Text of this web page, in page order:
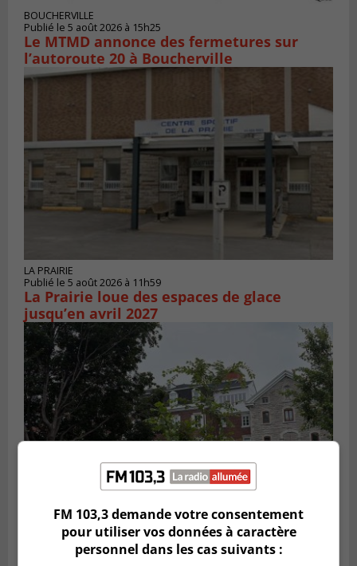
BOUCHERVILLE
Publié le 5 août 2026 à 15h25
Le MTMD annonce des fermetures sur
l’autoroute 20 à Boucherville
LA PRAIRIE
Publié le 5 août 2026 à 11h59
La Prairie loue des espaces de glace
jusqu’en avril 2027
LA PRAIRIE
Publié le 4 août 2026 à 15h50
Le mur du rempart de La Prairie retrouve
FM 103,3 demande votre consentement
pour utiliser vos données à caractère
personnel dans les cas suivants :